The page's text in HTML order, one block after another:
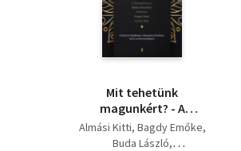
Mit tehetünk
magunkért? - A
Nyitott Akadémia
válogatott előadásai
Almási Kitti Bagdy Emőke
Buda László